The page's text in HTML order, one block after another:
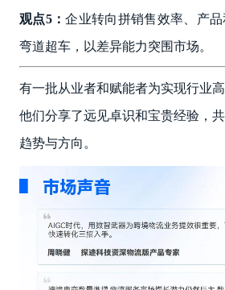
观点5：企业转向拼销售效率、产
弯道超车，以差异能力突围市场。
有一批从业者和赋能者为实现行业
他们分享了远见卓识和宝贵经验，
趋势与方向。